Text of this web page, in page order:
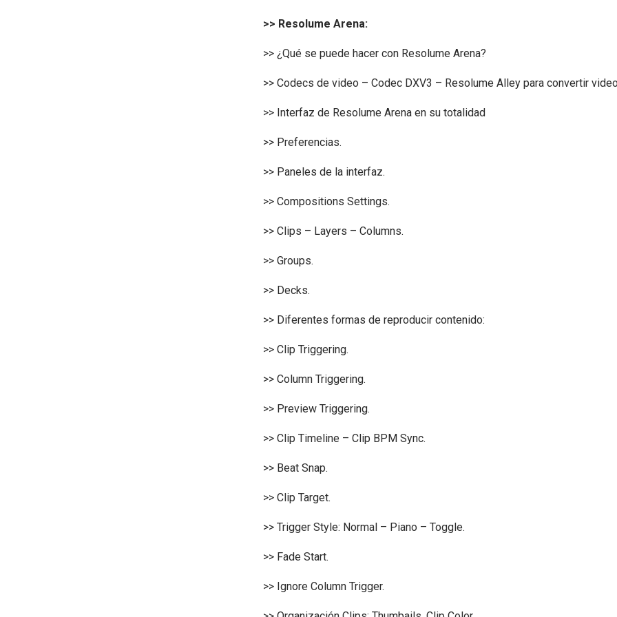
>> Resolume Arena:
>> ¿Qué se puede hacer con Resolume Arena?
>> Codecs de video – Codec DXV3 – Resolume Alley para convertir
>> Interfaz de Resolume Arena en su totalidad
>> Preferencias.
>> Paneles de la interfaz.
>> Compositions Settings.
>> Clips – Layers – Columns.
>> Groups.
>> Decks.
>> Diferentes formas de reproducir contenido:
>> Clip Triggering.
>> Column Triggering.
>> Preview Triggering.
>> Clip Timeline – Clip BPM Sync.
>> Beat Snap.
>> Clip Target.
>> Trigger Style: Normal – Piano – Toggle.
>> Fade Start.
>> Ignore Column Trigger.